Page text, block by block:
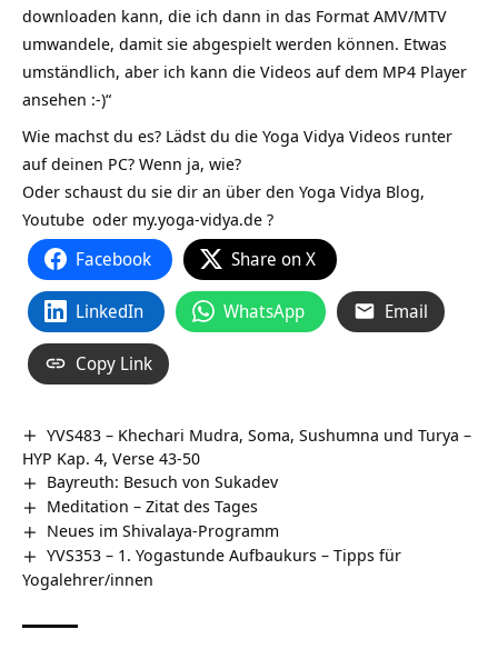
downloaden kann, die ich dann in das Format AMV/MTV
umwandele, damit sie abgespielt werden können. Etwas
umständlich, aber ich kann die Videos auf dem MP4 Player
ansehen :-)“
Wie machst du es? Lädst du die Yoga Vidya Videos runter
auf deinen PC? Wenn ja, wie?
Oder schaust du sie dir an über den Yoga Vidya Blog,
Youtube oder my.yoga-vidya.de ?
Facebook Share on X
LinkedIn WhatsApp Email
Copy Link
YVS483 – Khechari Mudra, Soma, Sushumna und Turya –
HYP Kap. 4, Verse 43-50
Bayreuth: Besuch von Sukadev
Meditation – Zitat des Tages
Neues im Shivalaya-Programm
YVS353 – 1. Yogastunde Aufbaukurs – Tipps für
Yogalehrer/innen